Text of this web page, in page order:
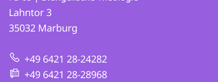
und
Informationen
zur
Website
FB
05
Evangelische
Theologie
Lahntor 3
35032 Marburg
+49 6421 28-24282
+49 6421 28-28968